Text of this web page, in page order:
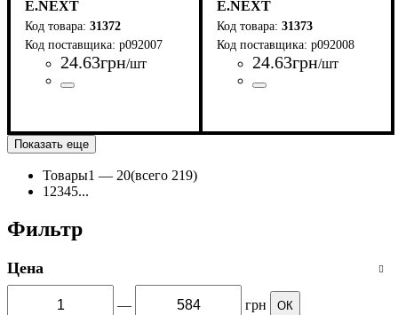
E.NEXT
31372
p092007
24.63грн/шт
E.NEXT
31373
p092008
24.63грн/шт
Показать еще
Товары1 — 20(всего 219)
1 2345...
Фильтр
Цена
— грн ОК